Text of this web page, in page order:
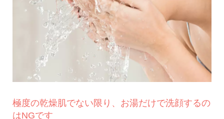
極度の乾燥肌でない限り、お湯だけで洗顔するの
はNGです